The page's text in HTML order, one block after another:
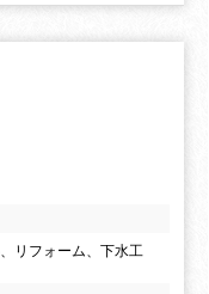
リフォーム、下水工